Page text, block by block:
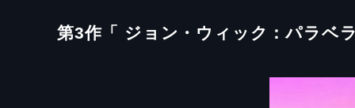
第3作「 ジョン・ウィック：パラベ